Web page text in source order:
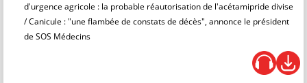
d'urgence agricole : la probable réautorisation de l'acétamipride divise
/ Canicule : "une flambée de constats de décès", annonce le président
de SOS Médecins